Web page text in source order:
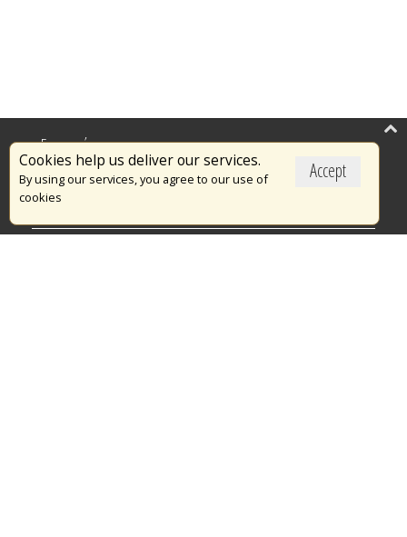
Accept
Cookies help us deliver our services.
By using our services, you agree to our use of
cookies
Επικαιρότητα
Το Πυροσβεστικό Σώμα